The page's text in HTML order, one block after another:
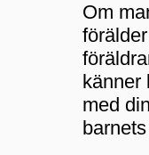
Om
känner
med